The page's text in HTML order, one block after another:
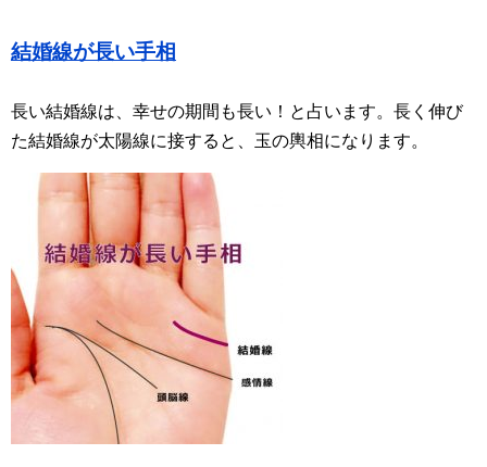
結婚線が長い手相
長い結婚線は、幸せの期間も長い！と占います。長く伸び
た結婚線が太陽線に接すると、玉の輿相になります。